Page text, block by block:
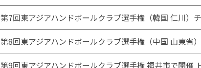
第7回東アジアハンドボールクラブ選手権（韓国 仁川）
第8回東アジアハンドボールクラブ選手権（中国 山東省
第9回東アジアハンドボールクラブ選手権 福井市で開催